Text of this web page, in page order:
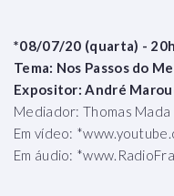
*08/07/20 (quarta) -
Tema: Nos Passos do
Expositor: André
Mediador: Thomas Mada
Em vídeo:
Em áudio: